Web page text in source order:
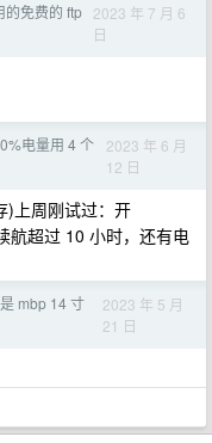
的免费的 ftp 2023 年 7 月 6
日
电量用 4 个
2023 年 6 月
12 日
)上周刚试过：开
航超过 10 小时，还有电
mbp 14 寸
2023 年 5 月
21 日